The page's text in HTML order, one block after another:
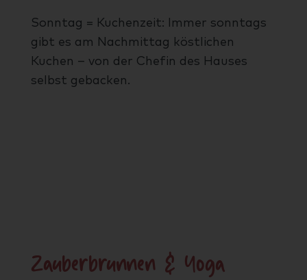
Sonntag = Kuchenzeit: Immer sonntags
gibt es am Nachmittag köstlichen
Kuchen – von der Chefin des Hauses
selbst gebacken.
Zauberbrunnen & Yoga